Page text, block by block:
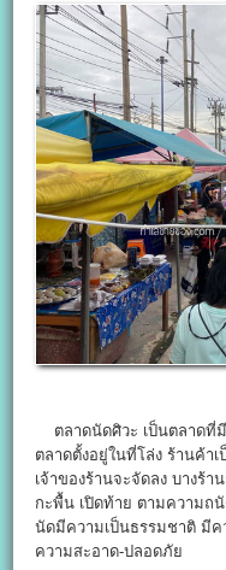
ตลาดนัดศิวะ เป็นตลาดที่มี
ตลาดตั้งอยู่ในที่โล่ง ร้านค้า
เจ้าของร้านจะจัดลง บางร้
กะพื้น เปิดท้าย ตามความถ
นัดมีความเป็นธรรมชาติ มีค
ความสะอาด-ปลอดภัย